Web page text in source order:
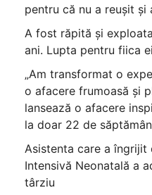
pentru că nu a reușit și
A fost răpită și
ani. Lupta pentru fiica
„Am transformat o
o afacere frumoasă și
lansează o afacere
la doar 22 de
Asistenta care a
Intensivă Neonatală a
târziu